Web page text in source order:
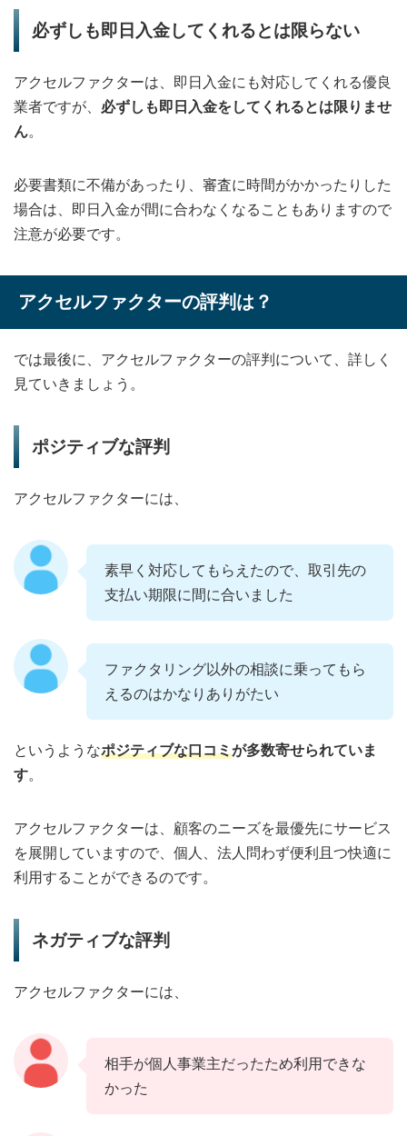
必ずしも即日入金してくれるとは限らない
アクセルファクターは、即日入金にも対応してくれる優良
業者ですが、 必ずしも即日入金をしてくれるとは限りませ
ん。
必要書類に不備があったり、審査に時間がかかったりした
場合は、即日入金が間に合わなくなることもありますので
注意が必要です。
アクセルファクターの評判は？
では最後に、アクセルファクターの評判について、詳しく
見ていきましょう。
ポジティブな評判
アクセルファクターには、
素早く対応してもらえたので、取引先の
支払い期限に間に合いました
ファクタリング以外の相談に乗ってもら
えるのはかなりありがたい
というようなポジティブな口コミが多数寄せられていま
す。
アクセルファクターは、顧客のニーズを最優先にサービス
を展開していますので、個人、法人問わず便利且つ快適に
利用することができるのです。
ネガティブな評判
アクセルファクターには、
相手が個人事業主だったため利用できな
かった